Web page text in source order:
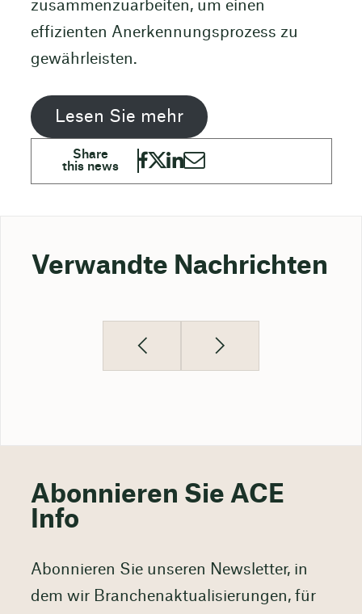
zusammenzuarbeiten, um einen
effizienten Anerkennungsprozess zu
gewährleisten.
Lesen Sie mehr
Verwandte Nachrichten
Abonnieren Sie ACE
Info
Abonnieren Sie unseren Newsletter, in
dem wir Branchenaktualisierungen, für